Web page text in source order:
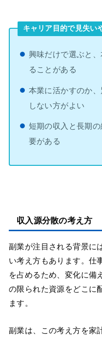
キャリア目的で見失い
興味だけで選ぶと
ることがある
本業に活かすのか
しない方がよい
短期の収入と長期
要がある
収入源分散の考え方
副業が注目される背景に
い考え方もあります。仕
を占めるため、変化に備
の限られた資源をどこに
ます。
副業は、この考え方を家